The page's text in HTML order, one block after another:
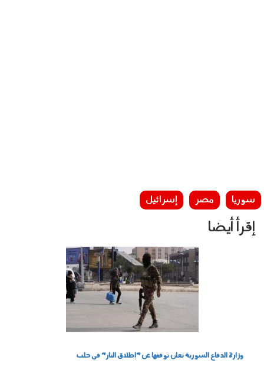
سوريا مصر إسرائيل
إقرأ أيضا
وزارة الدفاع السورية تعلن توقفها عن "إطلاق النار" في حلب